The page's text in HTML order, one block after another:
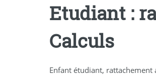
Etudiant :
Calculs
Enfant étudiant, rattachement